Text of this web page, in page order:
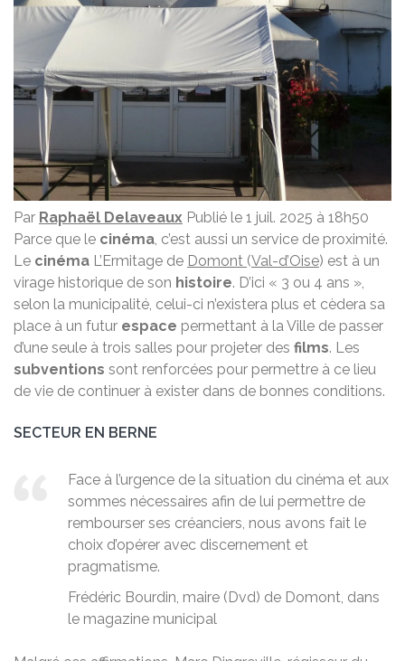
Par Raphaël Delaveaux Publié le 1 juil. 2025 à 18h50
Parce que le cinéma, c’est aussi un service de proximité.
Le cinéma L’Ermitage de Domont (Val-d’Oise) est à un
virage historique de son histoire. D’ici « 3 ou 4 ans »,
selon la municipalité, celui-ci n’existera plus et cèdera sa
place à un futur espace permettant à la Ville de passer
d’une seule à trois salles pour projeter des films. Les
subventions sont renforcées pour permettre à ce lieu
de vie de continuer à exister dans de bonnes conditions.
SECTEUR EN BERNE
Face à l’urgence de la situation du cinéma et aux
sommes nécessaires afin de lui permettre de
rembourser ses créanciers, nous avons fait le
choix d’opérer avec discernement et
pragmatisme.
Frédéric Bourdin, maire (Dvd) de Domont, dans
le magazine municipal